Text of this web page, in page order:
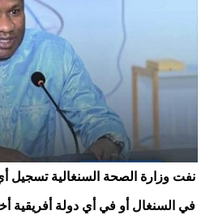
نفت وزارة الصحة السنغالية تسجيل
في السنغال أو في أي دولة أفريقية